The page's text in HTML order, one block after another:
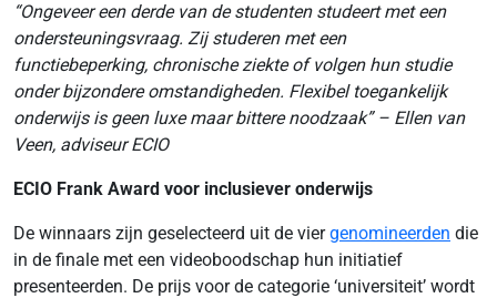
“Ongeveer een derde van de studenten studeert met een
ondersteuningsvraag. Zij studeren met een
functiebeperking, chronische ziekte of volgen hun studie
onder bijzondere omstandigheden. Flexibel toegankelijk
onderwijs is geen luxe maar bittere noodzaak” – Ellen van
Veen, adviseur ECIO
ECIO Frank Award voor inclusiever onderwijs
De winnaars zijn geselecteerd uit de viergenomineerden die
in de finale met een videoboodschap hun initiatief
presenteerden. De prijs voor de categorie ‘universiteit’ wordt